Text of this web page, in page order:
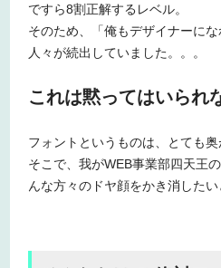
ですら8割正解するレベル。
そのため、「俺もデザイナーに
人々が続出していました。。。
これは黙ってはいられ
フォントというものは、とても奥
そこで、我がWEB事業部四天王
んな方々のドヤ顔をかき消したい